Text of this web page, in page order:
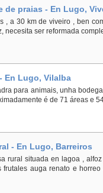
de praias - En Lugo,
, a 30 km de viveiro , ben
necesita ser reformada
En Lugo, Vilalba
para animais, unha
é de 71 áreas e
- En Lugo, Barreiros
rural situada en lagoa ,
auga renato e